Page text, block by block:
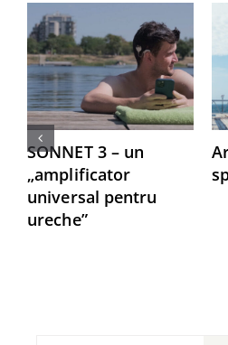
SONNET 3 – un
„amplificator
universal pentru
ureche”